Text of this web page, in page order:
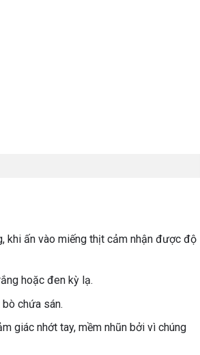
khi ấn vào miếng thịt cảm nhận được độ
hoặc đen kỳ lạ.
chứa sán.
giác nhớt tay, mềm nhũn bởi vì chúng